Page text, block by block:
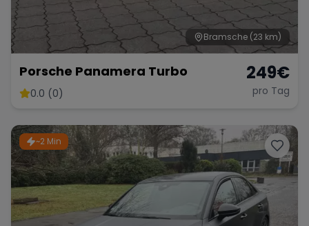
Bentley Rolls Royce Aston Martin
Bugatti Lotus Maserati
Range Rover Corvette
Bramsche (23 km)
Porsche Panamera Turbo
0.0 (0)
249€
pro Tag
~2 Min